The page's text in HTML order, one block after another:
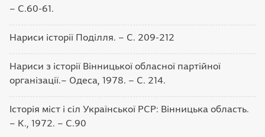
– С.60-61.
Нариси історії Поділля. – С. 209-212
Нариси з історії Вінницької обласної партійної
організації.– Одеса, 1978. – С. 214.
Історія міст і сіл Української РСР: Вінницька область.
– К., 1972. – С.90